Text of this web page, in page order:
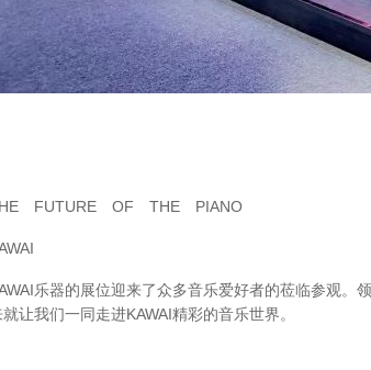
FUTURE OF THE PIANO
乐器的展位迎来了众多音乐爱好者的莅临参观。
让我们一同走进KAWAI精彩的音乐世界。